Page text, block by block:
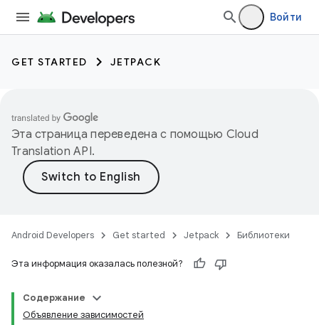
Войти
GET STARTED JETPACK
Эта страница переведена с помощью Cloud
Translation API.
Android Developers Get started Jetpack Библиотеки
Эта информация оказалась полезной?
Содержание
Объявление зависимостей